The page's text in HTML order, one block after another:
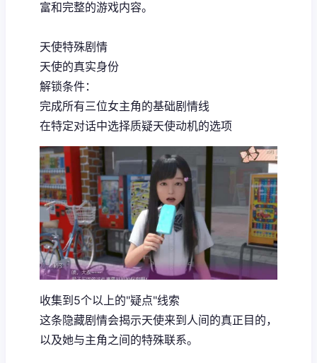
富和完整的游戏内容。
天使特殊剧情
天使的真实身份
解锁条件：
完成所有三位女主角的基础剧情线
在特定对话中选择质疑天使动机的选项
收集到5个以上的"疑点"线索
这条隐藏剧情会揭示天使来到人间的真正目的，
以及她与主角之间的特殊联系。